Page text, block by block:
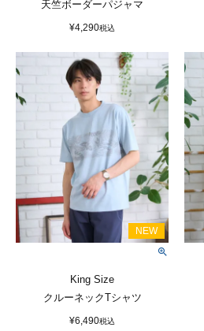
天竺ボーダーパジャマ
¥4,290税込
King Size
クルーネックTシャツ
¥6,490税込